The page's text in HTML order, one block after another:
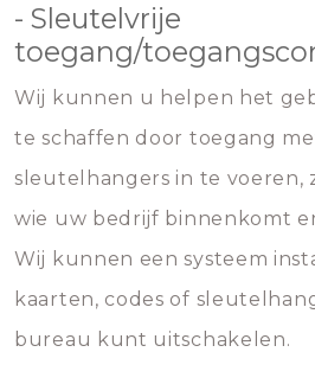
- Sleutelvrije
toegang/
Wij kunnen u helpen het
te schaffen door toegang
sleutelhangers in te voeren,
wie uw bedrijf binnenkomt
Wij kunnen een systeem
kaarten, codes of
bureau kunt uitschakelen.